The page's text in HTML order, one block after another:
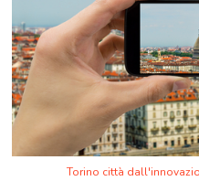
Torino città